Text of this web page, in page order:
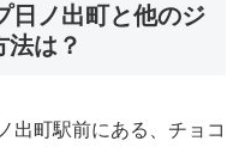
日ノ出町と他のジ
法は？
出町駅前にある、チョコ